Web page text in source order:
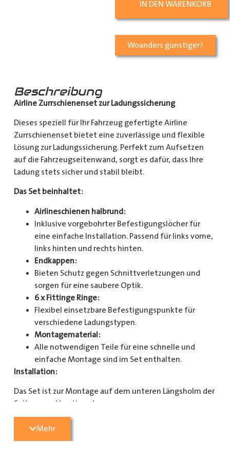
IN DEN WARENKORB
Woanders günstiger?
Beschreibung
Airline Zurrschienenset zur Ladungssicherung
Dieses speziell für Ihr Fahrzeug gefertigte Airline
Zurrschienenset bietet eine zuverlässige und flexible
Lösung zur Ladungssicherung. Perfekt zum Aufsetzen
auf die Fahrzeugseitenwand, sorgt es dafür, dass Ihre
Ladung stets sicher und stabil bleibt.
Das Set beinhaltet:
Airlineschienen halbrund:
Inklusive vorgebohrter Befestigungslöcher für
eine einfache Installation. Passend für links vorne,
links hinten und rechts hinten.
Endkappen:
Bieten Schutz gegen Schnittverletzungen und
sorgen für eine saubere Optik.
6 x Fittinge Ringe:
Flexibel einsetzbare Befestigungspunkte für
verschiedene Ladungstypen.
Montagematerial:
Alle notwendigen Teile für eine schnelle und
einfache Montage sind im Set enthalten.
Installation:
Das Set ist zur Montage auf dem unteren Längsholm der
Seitenwand bestimmt.
Mit diesem Zurrschienenset verbessern Sie die
Mehr